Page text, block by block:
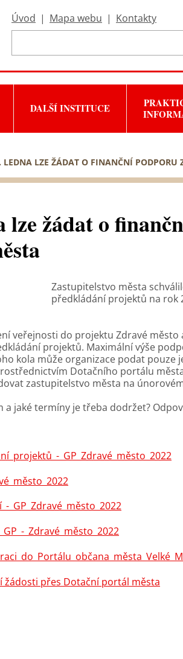
Úvod | Mapa webu | Kontakty
DALŠÍ INSTITUCE
LEDNA LZE ŽÁDAT O FINANČNÍ PODPORU
lze žádat o
Zastupitelstvo města
předkládání projektů na rok
veřejnosti do projektu Zdravé město
projektů. Maximální výše
kola může organizace podat
Dotačního portálu
zastupitelstvo města na
a jaké termíny je třeba dodržet?
_GP_Zdravé_město_2022
_GP_Zdravé_město_2022
_Zdravé_město_2022
žádosti přes Dotační portál města